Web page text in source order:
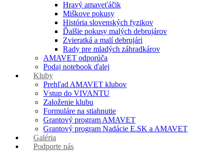
Hravý amaveťáčik
Miškove pokusy
História slovenských fyzikov
Ďalšie pokusy malých debrujárov
Zvieratká a malí debrujári
Rady pre mladých záhradkárov
AMAVET odporúča
Podaj notebook ďalej
Kluby
Prehľad AMAVET klubov
Vstup do VIVANTU
Založenie klubu
Formuláre na stiahnutie
Grantový program AMAVET
Grantový program Nadácie E.SK a AMAVET
Galéria
Podporte nás